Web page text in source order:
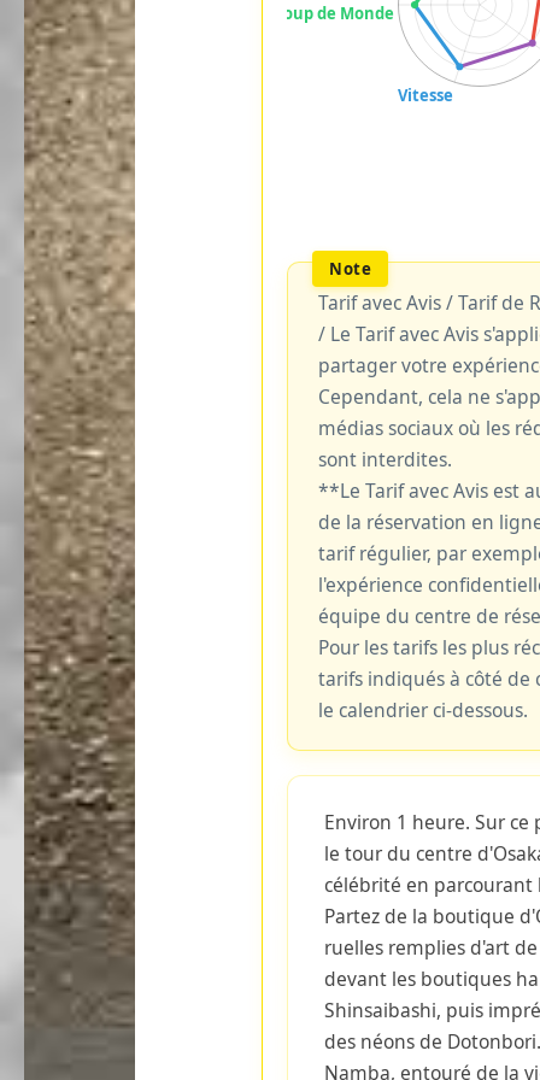
Tarif avec Avis / Tarif de
/ Le Tarif avec Avis
partager votre
Cependant, cela ne
médias sociaux où les
sont interdites.
**Le Tarif avec Avis est
de la réservation en
tarif régulier, par
l'expérience
équipe du centre de
Pour les tarifs les plus
tarifs indiqués à côté de
le calendrier ci-dessous.
Environ 1 heure. Sur ce
le tour du centre
célébrité en parcourant
Partez de la boutique
ruelles remplies d'art
devant les boutiques
Shinsaibashi, puis
des néons de
Namba, entouré de la